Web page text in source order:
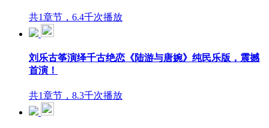
共1章节，6.4千次播放
刘乐古筝演绎千古绝恋《陆游与唐婉》纯民乐版，震撼
首演！
共1章节，8.3千次播放